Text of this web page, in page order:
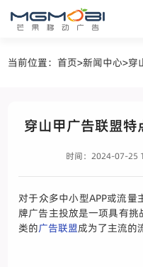
当前位置：首页>新闻中心>
穿山甲广告联盟
时间：2024-07-25
对于众多中小型APP或流
牌广告主投放是一项具有
类的广告联盟成为了主流的